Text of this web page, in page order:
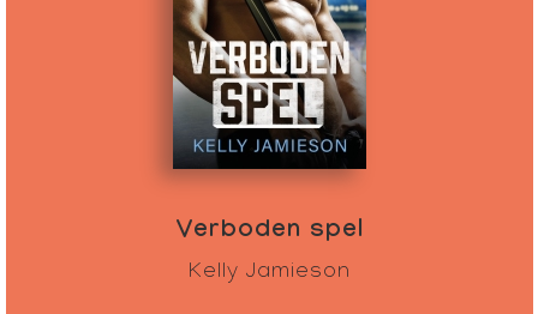
Verboden spel
Kelly Jamieson